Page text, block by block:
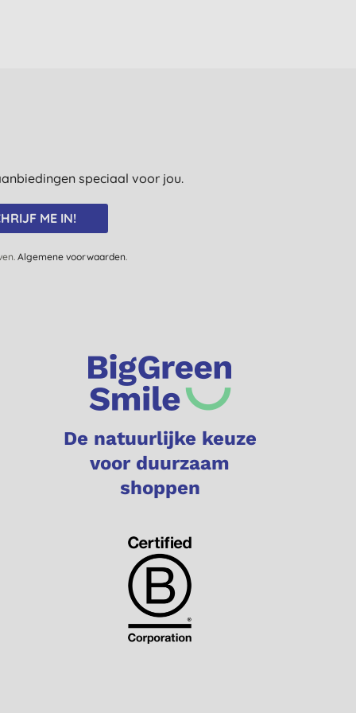
speciaal voor jou.
ME IN!
Algemene voorwaarden.
De natuurlijke keuze
voor duurzaam
shoppen